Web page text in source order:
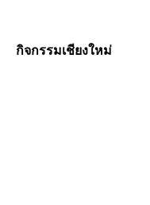
กิจกรรมเชียงใหม่